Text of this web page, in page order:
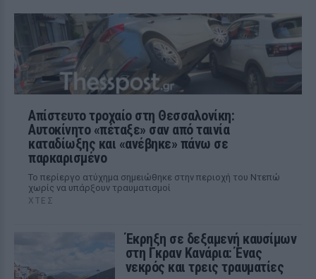
Απίστευτο τροχαίο στη Θεσσαλονίκη:
Αυτοκίνητο «πέταξε» σαν από ταινία
καταδίωξης και «ανέβηκε» πάνω σε
παρκαρισμένο
Το περίεργο ατύχημα σημειώθηκε στην περιοχή του Ντεπώ
χωρίς να υπάρξουν τραυματισμοί
ΧΤΕΣ
Έκρηξη σε δεξαμενή καυσίμων
στη Γκραν Κανάρια: Ένας
νεκρός και τρεις τραυματίες